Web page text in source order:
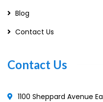
Blog
Contact Us
Contact Us
1100 Sheppard Avenue